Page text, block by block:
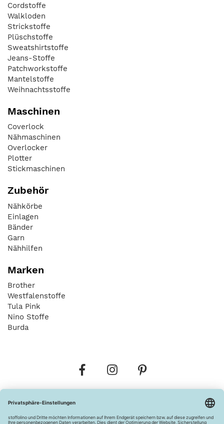
Cordstoffe
Walkloden
Strickstoffe
Plüschstoffe
Sweatshirtstoffe
Jeans-Stoffe
Patchworkstoffe
Mantelstoffe
Weihnachtsstoffe
Maschinen
Coverlock
Nähmaschinen
Overlocker
Plotter
Stickmaschinen
Zubehör
Nähkörbe
Einlagen
Bänder
Garn
Nähhilfen
Marken
Brother
Westfalenstoffe
Tula Pink
Nino Stoffe
Burda